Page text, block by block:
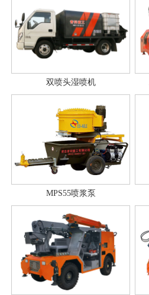
双喷头湿喷机
MPS55喷浆泵